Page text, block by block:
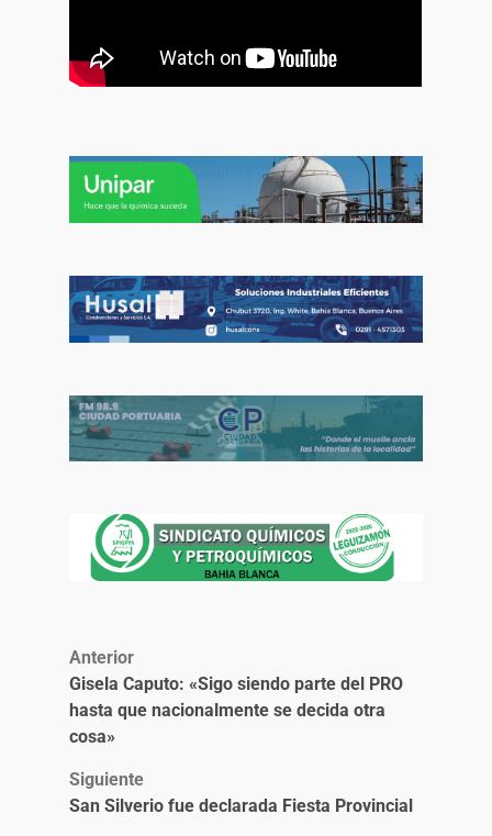
Anterior
Gisela Caputo: «Sigo siendo parte del PRO
hasta que nacionalmente se decida otra
cosa»
Siguiente
San Silverio fue declarada Fiesta Provincial